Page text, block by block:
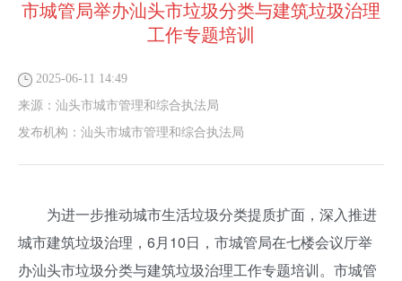
市城管局举办汕头市垃圾分类与建筑垃圾治理
工作专题培训
2025-06-11 14:49
来源： 汕头市城市管理和综合执法局
发布机构： 汕头市城市管理和综合执法局
为进一步推动城市生活垃圾分类提质扩面，深入推进
城市建筑垃圾治理，6月10日，市城管局在七楼会议厅举
办汕头市垃圾分类与建筑垃圾治理工作专题培训。市城管